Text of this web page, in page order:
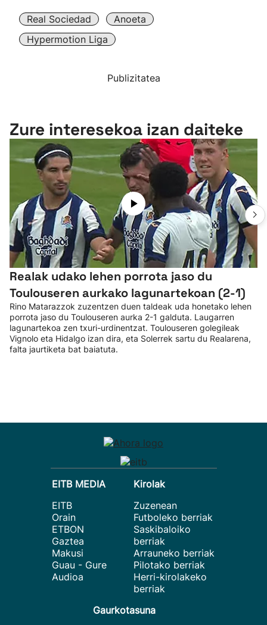
Real Sociedad
Anoeta
Hypermotion Liga
Publizitatea
Zure interesekoa izan daiteke
Realak udako lehen porrota jaso du
Toulouseren aurkako lagunartekoan (2-1)
Rino Matarazzok zuzentzen duen taldeak uda honetako lehen
porrota jaso du Toulouseren aurka 2-1 galduta. Laugarren
lagunartekoa zen txuri-urdinentzat. Toulouseren golegileak
Vignolo eta Hidalgo izan dira, eta Solerrek sartu du Realarena,
falta jaurtiketa bat baiatuta.
EITB MEDIA
EITB
Orain
ETBON
Gaztea
Makusi
Guau - Gure
Audioa
Kirolak
Zuzenean
Futboleko berriak
Saskibaloiko
berriak
Arrauneko berriak
Pilotako berriak
Herri-kirolakeko
berriak
Gaurkotasuna